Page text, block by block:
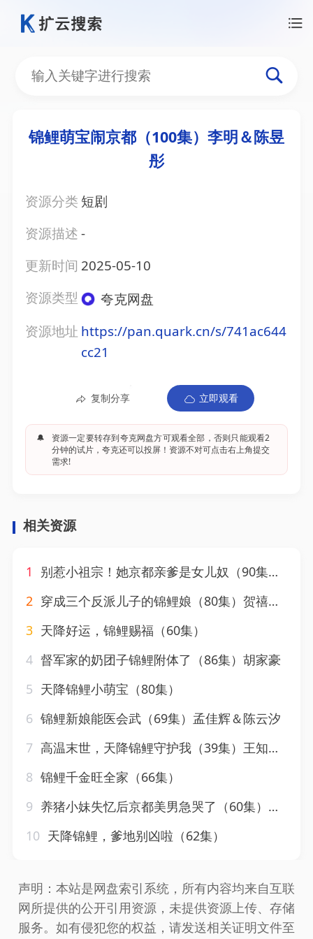
锦鲤萌宝闹京都（100集）李明＆陈昱
彤
资源分类 短剧
资源描述-
更新时间 2025-05-10
资源类型
夸克网盘
资源地址 https://pan.quark.cn/s/741ac644
cc21
复制分享 立即观看
🔔
资源一定要转存到夸克网盘方可观看全部，否则只能观看2
分钟的试片，夸克还可以投屏！资源不对可点击右上角提交
需求!
相关资源
1
别惹小祖宗！她京都亲爹是女儿奴（90集）萨钢云＆陆元
2 穿成三个反派儿子的锦鲤娘（80集）贺禧&杨喜嘉
3 天降好运，锦鲤赐福（60集）
4 督军家的奶团子锦鲤附体了（86集）胡家豪
5 天降锦鲤小萌宝（80集）
6 锦鲤新娘能医会武（69集）孟佳辉＆陈云汐
7 高温末世，天降锦鲤守护我（39集）王知墨＆苏文文
8 锦鲤千金旺全家（66集）
9 养猪小妹失忆后京都美男急哭了（60集）张楚萱
10 天降锦鲤，爹地别凶啦（62集）
声明：本站是网盘索引系统，所有内容均来自互联
网所提供的公开引用资源，未提供资源上传、存储
服务。如有侵犯您的权益，请发送相关证明文件至